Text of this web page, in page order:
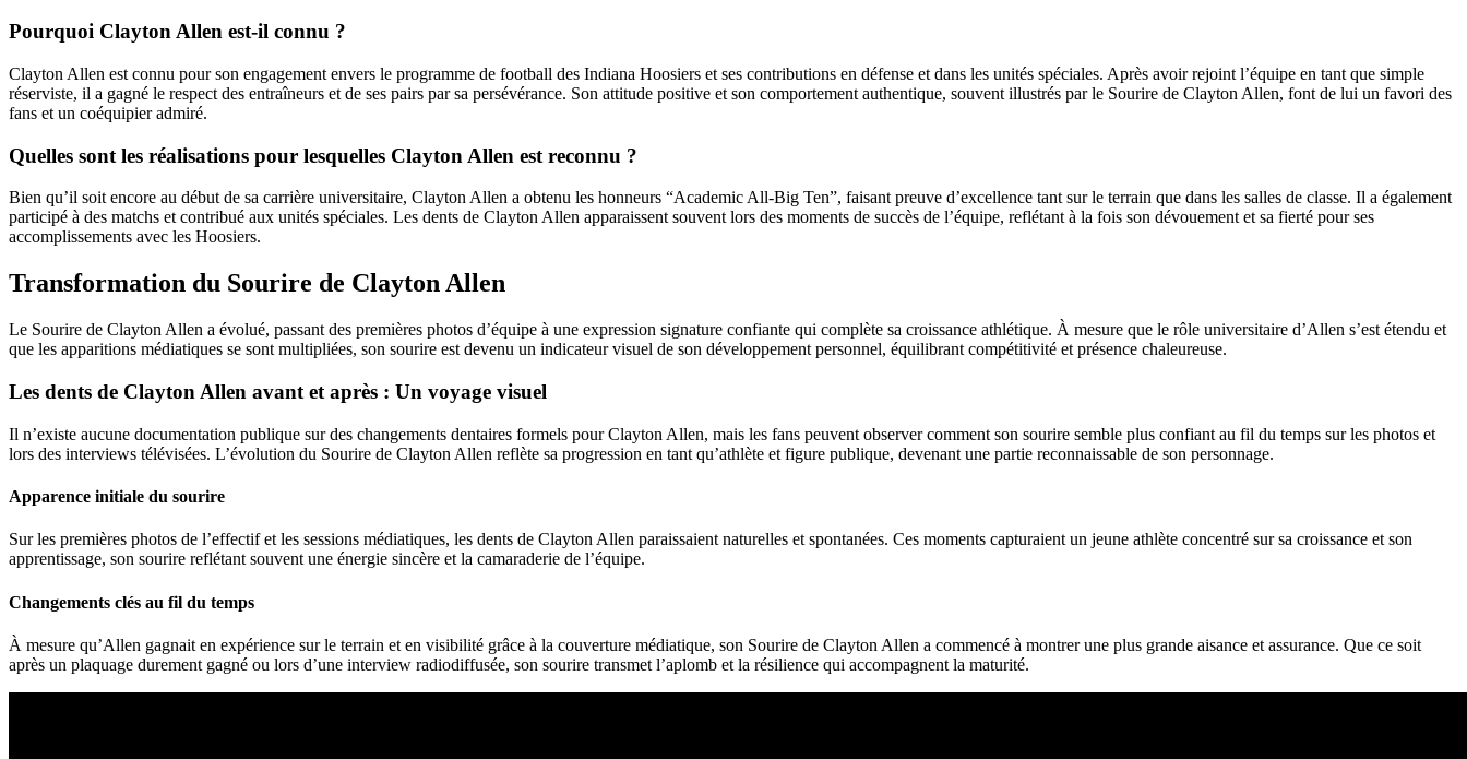
Pourquoi Clayton Allen est-il connu ?
Clayton Allen est connu pour son engagement envers le programme de football des Indiana Hoosiers et ses contributions en défense et dans les unités spéciales. Après avoir rejoint l’équipe en tant que simple
réserviste, il a gagné le respect des entraîneurs et de ses pairs par sa persévérance. Son attitude positive et son comportement authentique, souvent illustrés par le Sourire de Clayton Allen, font de lui un favori des
fans et un coéquipier admiré.
Quelles sont les réalisations pour lesquelles Clayton Allen est reconnu ?
Bien qu’il soit encore au début de sa carrière universitaire, Clayton Allen a obtenu les honneurs “Academic All-Big Ten”, faisant preuve d’excellence tant sur le terrain que dans les salles de classe. Il a également
participé à des matchs et contribué aux unités spéciales. Les dents de Clayton Allen apparaissent souvent lors des moments de succès de l’équipe, reflétant à la fois son dévouement et sa fierté pour ses
accomplissements avec les Hoosiers.
Transformation du Sourire de Clayton Allen
Le Sourire de Clayton Allen a évolué, passant des premières photos d’équipe à une expression signature confiante qui complète sa croissance athlétique. À mesure que le rôle universitaire d’Allen s’est étendu et
que les apparitions médiatiques se sont multipliées, son sourire est devenu un indicateur visuel de son développement personnel, équilibrant compétitivité et présence chaleureuse.
Les dents de Clayton Allen avant et après : Un voyage visuel
Il n’existe aucune documentation publique sur des changements dentaires formels pour Clayton Allen, mais les fans peuvent observer comment son sourire semble plus confiant au fil du temps sur les photos et
lors des interviews télévisées. L’évolution du Sourire de Clayton Allen reflète sa progression en tant qu’athlète et figure publique, devenant une partie reconnaissable de son personnage.
Apparence initiale du sourire
Sur les premières photos de l’effectif et les sessions médiatiques, les dents de Clayton Allen paraissaient naturelles et spontanées. Ces moments capturaient un jeune athlète concentré sur sa croissance et son
apprentissage, son sourire reflétant souvent une énergie sincère et la camaraderie de l’équipe.
Changements clés au fil du temps
À mesure qu’Allen gagnait en expérience sur le terrain et en visibilité grâce à la couverture médiatique, son Sourire de Clayton Allen a commencé à montrer une plus grande aisance et assurance. Que ce soit
après un plaquage durement gagné ou lors d’une interview radiodiffusée, son sourire transmet l’aplomb et la résilience qui accompagnent la maturité.